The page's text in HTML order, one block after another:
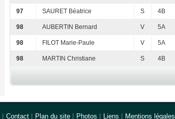
97 SAURET Béatrice S 4B
98 AUBERTIN Bernard V 5A
98 FILOT Marie-Paule V 5A
98 MARTIN Christiane S 4B
Contact Plan du site Photos Liens Mentions légales